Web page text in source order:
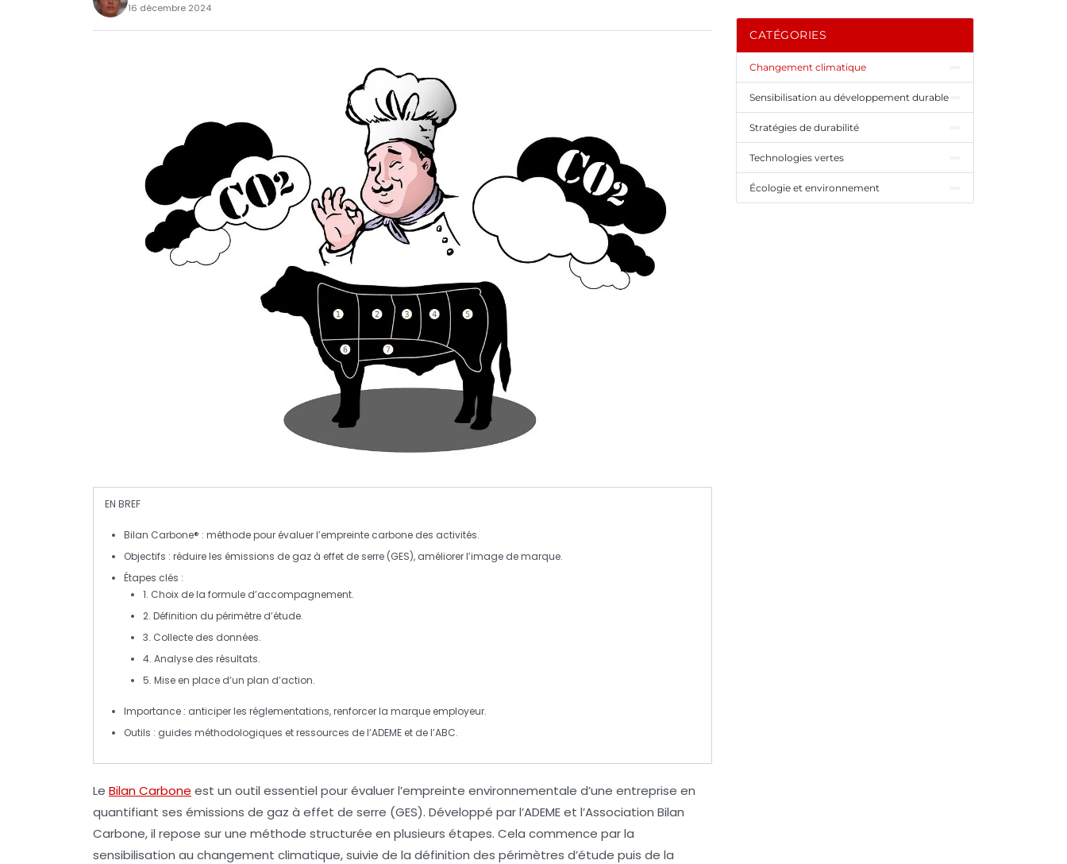
16 décembre 2024
EN BREF
Bilan Carbone® : méthode pour évaluer l’empreinte carbone des activités.
Objectifs : réduire les émissions de gaz à effet de serre (GES), améliorer l’image de marque.
Étapes clés :
1. Choix de la formule d’accompagnement.
2. Définition du périmètre d’étude.
3. Collecte des données.
4. Analyse des résultats.
5. Mise en place d’un plan d’action.
Importance : anticiper les réglementations, renforcer la marque employeur.
Outils : guides méthodologiques et ressources de l’ADEME et de l’ABC.
Le Bilan Carbone est un outil essentiel pour évaluer l’empreinte environnementale d’une entreprise en
quantifiant ses émissions de gaz à effet de serre (GES). Développé par l’ADEME et l’Association Bilan
Carbone, il repose sur une méthode structurée en plusieurs étapes. Cela commence par la
sensibilisation au changement climatique, suivie de la définition des périmètres d’étude puis de la
CATÉGORIES
Changement climatique
Sensibilisation au développement durable
Stratégies de durabilité
Technologies vertes
Écologie et environnement